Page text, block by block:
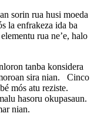
sorin rua husi moeda
la enfrakeza ida ba
rua ne’e, halo
tanba konsidera
sira nian. Cinco
mós atu reziste.
hasoru okupasaun.
nian.